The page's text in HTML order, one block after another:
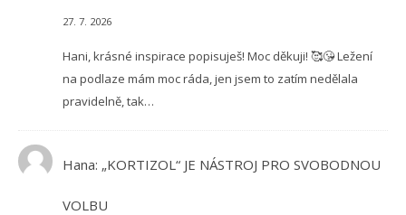
27. 7. 2026
Hani, krásné inspirace popisuješ! Moc děkuji! 🥰😘 Ležení
na podlaze mám moc ráda, jen jsem to zatím nedělala
pravidelně, tak…
Hana: „KORTIZOL“ JE NÁSTROJ PRO SVOBODNOU
VOLBU